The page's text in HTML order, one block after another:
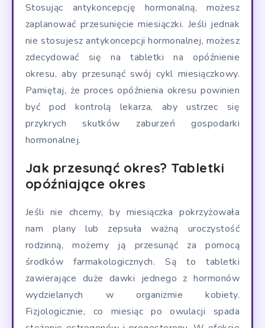
Stosując antykoncepcję hormonalną, możesz
zaplanować przesunięcie miesiączki. Jeśli jednak
nie stosujesz antykoncepcji hormonalnej, możesz
zdecydować się na tabletki na opóźnienie
okresu, aby przesunąć swój cykl miesiączkowy.
Pamiętaj, że proces opóźnienia okresu powinien
być pod kontrolą lekarza, aby ustrzec się
przykrych skutków zaburzeń gospodarki
hormonalnej.
Jak przesunąć okres? Tabletki
opóźniające okres
Jeśli nie chcemy, by miesiączka pokrzyżowała
nam plany lub zepsuła ważną uroczystość
rodzinną, możemy ją przesunąć za pomocą
środków farmakologicznych. Są to tabletki
zawierające duże dawki jednego z hormonów
wydzielanych w organizmie kobiety.
Fizjologicznie, co miesiąc po owulacji spada